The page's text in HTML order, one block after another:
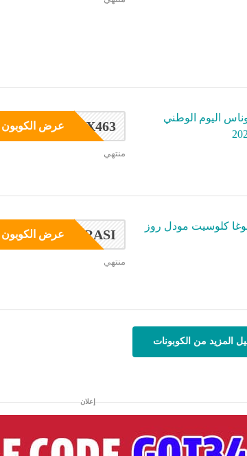
اليوم الوطني
MX463 عرض الكوبون
منتهي
كلوسيت مودل روز
RASI عرض الكوبون
منتهي
المزيد من الكوبونات
إعلان